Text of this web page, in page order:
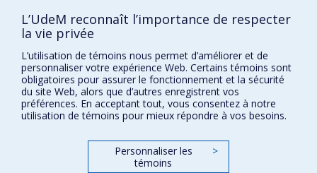
Boîte à outils
Téléchargez les logos de l'ESPUM
L’UdeM reconnaît l’importance de respecter
la vie privée
L’utilisation de témoins nous permet d’améliorer et de
personnaliser votre expérience Web. Certains témoins sont
obligatoires pour assurer le fonctionnement et la sécurité
du site Web, alors que d’autres enregistrent vos
préférences. En acceptant tout, vous consentez à notre
utilisation de témoins pour mieux répondre à vos besoins.
Personnaliser les
témoins
>